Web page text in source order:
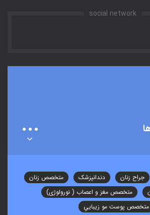
social network
جراح زنان دندانپزشک
متخصص زنان
متخصص مغز و اعصاب ( نورولوژی)
متخصص پوست مو زيبايي